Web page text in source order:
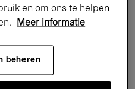
Global Music
en om ons te helpen
Meer informatie
beheren